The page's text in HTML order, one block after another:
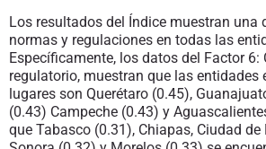
Los resultados del Índice muestran una
normas y regulaciones en todas las
Específicamente, los datos del Factor
regulatorio, muestran que las entidades
lugares son Querétaro (0.45),
(0.43) Campeche (0.43) y
que Tabasco (0.31), Chiapas, Ciudad